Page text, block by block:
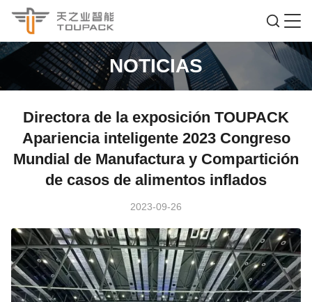
NOTICIAS
Directora de la exposición TOUPACK
Apariencia inteligente 2023 Congreso
Mundial de Manufactura y Compartición
de casos de alimentos inflados
2023-09-26